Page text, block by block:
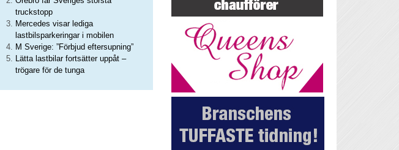
truckstopp
Mercedes visar lediga
lastbilsparkeringar i mobilen
M Sverige: ”Förbjud eftersupning”
Lätta lastbilar fortsätter uppåt –
trögare för de tunga